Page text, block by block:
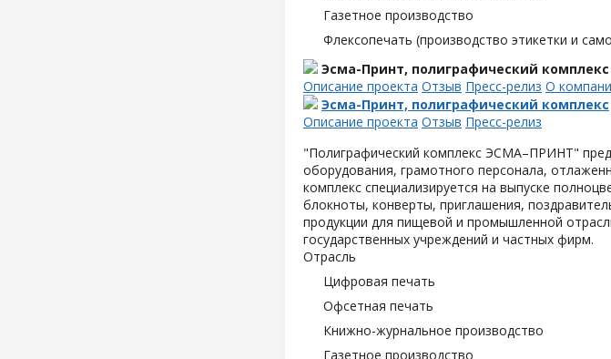
Газетное производство
Флексопечать (производство этикетки и
Эсма-Принт, полиграфический комплекс
Описание проекта Отзыв Пресс-релиз О
Эсма-Принт, полиграфический комплекс
Описание проекта Отзыв Пресс-релиз
"Полиграфический комплекс ЭСМА–ПРИНТ"
оборудования, грамотного персонала,
комплекс специализируется на выпуске
блокноты, конверты, приглашения,
продукции для пищевой и промышленной
государственных учреждений и частных фирм.
Отрасль
Цифровая печать
Офсетная печать
Книжно-журнальное производство
Газетное производство